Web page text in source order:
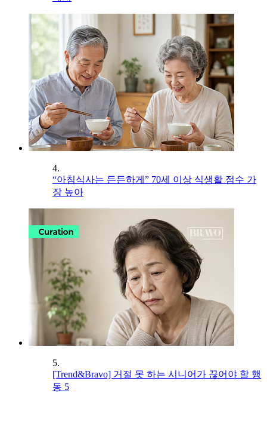
4.
“아침식사는 든든하게” 70세 이상 식생활 점수 가
장 높아
5.
[Trend&Bravo] 거절 못 하는 시니어가 끊어야 할 행
동 5